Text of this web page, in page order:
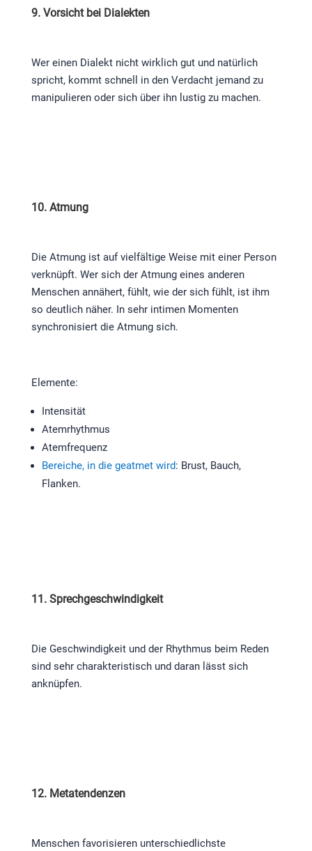
9. Vorsicht bei Dialekten
Wer einen Dialekt nicht wirklich gut und natürlich
spricht, kommt schnell in den Verdacht jemand zu
manipulieren oder sich über ihn lustig zu machen.
10. Atmung
Die Atmung ist auf vielfältige Weise mit einer Person
verknüpft. Wer sich der Atmung eines anderen
Menschen annähert, fühlt, wie der sich fühlt, ist ihm
so deutlich näher. In sehr intimen Momenten
synchronisiert die Atmung sich.
Elemente:
Intensität
Atemrhythmus
Atemfrequenz
Bereiche, in die geatmet wird: Brust, Bauch,
Flanken.
11. Sprechgeschwindigkeit
Die Geschwindigkeit und der Rhythmus beim Reden
sind sehr charakteristisch und daran lässt sich
anknüpfen.
12. Metatendenzen
Menschen favorisieren unterschiedlichste